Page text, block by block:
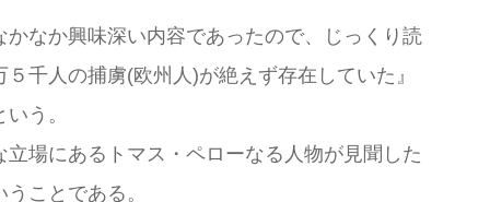
なか興味深い内容であったので、じっくり読
千人の捕虜(欧州人)が絶えず存在していた』
う。
場にあるトマス・ペローなる人物が見聞した
ことである。